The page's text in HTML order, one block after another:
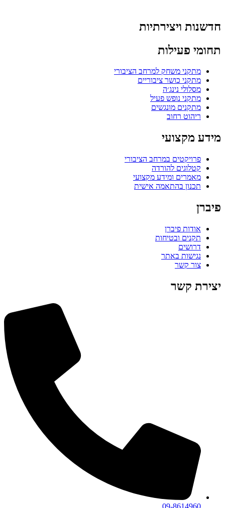
חדשנות ויצירתיות
תחומי פעילות
מתקני משחק למרחב הציבורי
מתקני כושר ציבוריים
מסלולי נינג׳ה
מתקני נופש פעיל
מתקנים מונגשים
ריהוט רחוב
מידע מקצועי
פרויקטים במרחב הציבורי
קטלוגים להורדה
מאמרים ומידע מקצועי
תכנון בהתאמה אישית
פיברן
אודות פיברן
תקנים ובטיחות
דרושים
נגישות באתר
צור קשר
יצירת קשר
09-8614960